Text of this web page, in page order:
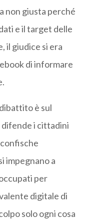
non giusta perché
e il target delle
il giudice si era
di informare
è sul
i cittadini
impegnano a
per
digitale di
solo ogni cosa